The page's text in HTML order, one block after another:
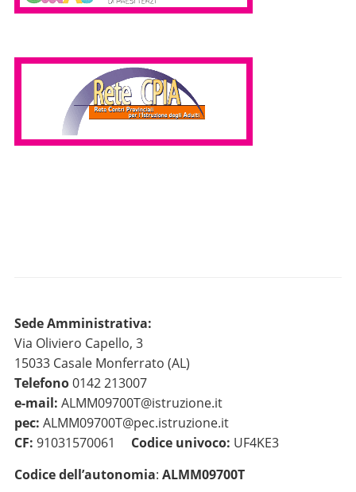
Sede Amministrativa:
Via Oliviero Capello, 3
15033 Casale Monferrato (AL)
Telefono0142 213007
e-mail: ALMM09700T@istruzione.it
pec: ALMM09700T@pec.istruzione.it
CF: 91031570061 Codice univoco: UF4KE3
Codice dell’autonomia: ALMM09700T